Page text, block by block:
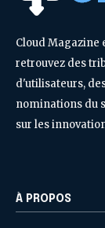
Cloud Magazine
retrouvez des
d'utilisateurs,
nominations du
sur les
À PROPOS